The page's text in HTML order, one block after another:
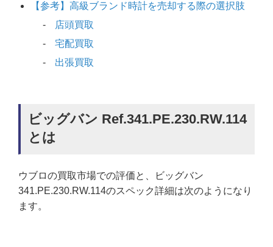
【参考】高級ブランド時計を売却する際の選択肢
店頭買取
宅配買取
出張買取
ビッグバン Ref.341.PE.230.RW.114
とは
ウブロの買取市場での評価と、ビッグバン
341.PE.230.RW.114のスペック詳細は次のようになり
ます。